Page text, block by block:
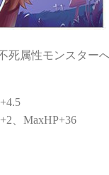
死属性モンスター
、MaxHP+36